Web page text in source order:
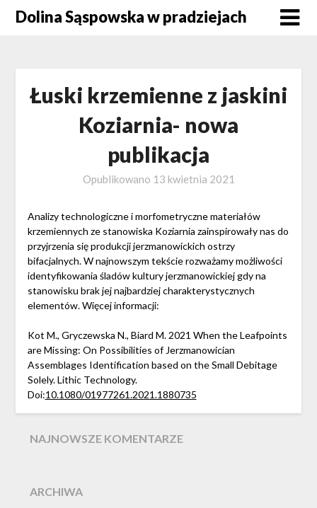
SkipDolina Sąspowska w pradziejach
Łuski krzemienne z jaskini
Koziarnia- nowa
publikacja
Opublikowano 13 kwietnia 2021
Analizy technologiczne i morfometryczne materiałów
krzemiennych ze stanowiska Koziarnia zainspirowały nas do
przyjrzenia się produkcji jerzmanowickich ostrzy
bifacjalnych. W najnowszym tekście rozważamy możliwości
identyfikowania śladów kultury jerzmanowickiej gdy na
stanowisku brak jej najbardziej charakterystycznych
elementów. Więcej informacji:
Kot M., Gryczewska N., Biard M. 2021 When the Leafpoints
are Missing: On Possibilities of Jerzmanowician
Assemblages Identification based on the Small Debitage
Solely. Lithic Technology.
Doi:10.1080/01977261.2021.1880735
NAJNOWSZE KOMENTARZE
ARCHIWA